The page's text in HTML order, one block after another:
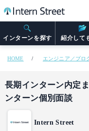
インターンを探す 紹介して
HOME エンジニア／プロ
長期インターン内定
ンターン個別面談
Intern Street